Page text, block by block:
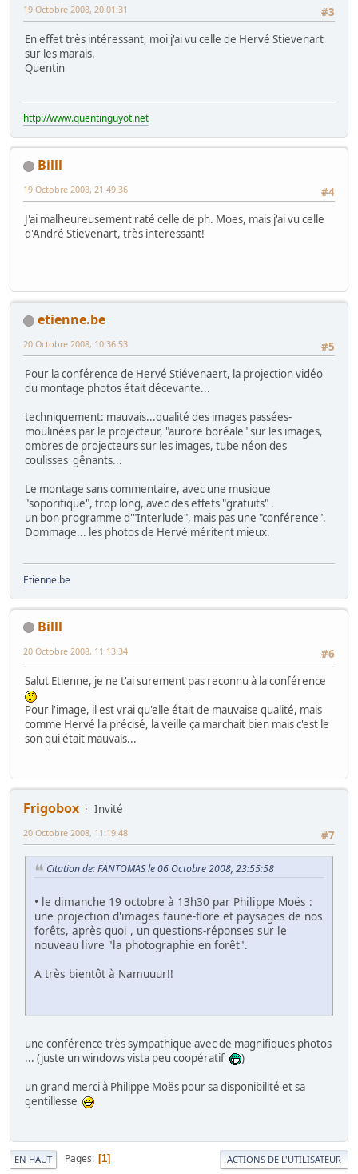
#3
19 Octobre 2008, 20:01:31
En effet très intéressant, moi j'ai vu celle de Hervé Stievenart
sur les marais.
Quentin
http://www.quentinguyot.net
Billl
#4
19 Octobre 2008, 21:49:36
J'ai malheureusement raté celle de ph. Moes, mais j'ai vu celle
d'André Stievenart, très interessant!
etienne.be
#5
20 Octobre 2008, 10:36:53
Pour la conférence de Hervé Stiévenaert, la projection vidéo
du montage photos était décevante...
techniquement: mauvais...qualité des images passées-
moulinées par le projecteur, "aurore boréale" sur les images,
ombres de projecteurs sur les images, tube néon des
coulisses gênants...
Le montage sans commentaire, avec une musique
"soporifique", trop long, avec des effets "gratuits" .
un bon programme d'"Interlude", mais pas une "conférence".
Dommage... les photos de Hervé méritent mieux.
Etienne.be
Billl
#6
20 Octobre 2008, 11:13:34
Salut Etienne, je ne t'ai surement pas reconnu à la conférence
Pour l'image, il est vrai qu'elle était de mauvaise qualité, mais
comme Hervé l'a précisé, la veille ça marchait bien mais c'est le
son qui était mauvais...
Frigobox
Invité
#7
20 Octobre 2008, 11:19:48
Citation de: FANTOMAS le 06 Octobre 2008, 23:55:58
• le dimanche 19 octobre à 13h30 par Philippe Moës :
une projection d'images faune-flore et paysages de nos
forêts, après quoi , un questions-réponses sur le
nouveau livre "la photographie en forêt".
A très bientôt à Namuuur!!
une conférence très sympathique avec de magnifiques photos
... (juste un windows vista peu coopératif
)
un grand merci à Philippe Moës pour sa disponibilité et sa
gentillesse
EN HAUT Pages 1 ACTIONS DE L'UTILISATEUR